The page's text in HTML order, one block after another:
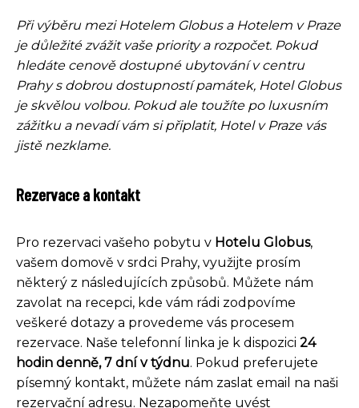
Při výběru mezi Hotelem Globus a Hotelem v Praze
je důležité zvážit vaše priority a rozpočet. Pokud
hledáte cenově dostupné ubytování v centru
Prahy s dobrou dostupností památek, Hotel Globus
je skvělou volbou. Pokud ale toužíte po luxusním
zážitku a nevadí vám si připlatit, Hotel v Praze vás
jistě nezklame.
Rezervace a kontakt
Pro rezervaci vašeho pobytu v Hotelu Globus,
vašem domově v srdci Prahy, využijte prosím
některý z následujících způsobů. Můžete nám
zavolat na recepci, kde vám rádi zodpovíme
veškeré dotazy a provedeme vás procesem
rezervace. Naše telefonní linka je k dispozici 24
hodin denně, 7 dní v týdnu. Pokud preferujete
písemný kontakt, můžete nám zaslat email na naši
rezervační adresu. Nezapomeňte uvést